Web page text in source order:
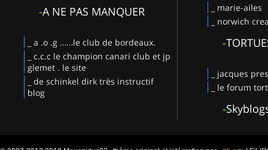
-A NE PAS MANQUER
_ a .o .g ……le club de bordeaux.
_ c.c.c le champion canari club et jp
glemet . le site
_ de schinkel dirk très instructif
blog
_ marie-ailes
_ norwich
-
_ jacques
_ le forum
-